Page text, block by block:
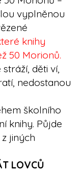
vyplněnou
knihy
50 Morionů.
děti ví,
nedostanou
školního
knihy. Půjde
jiných
LOVCŮ